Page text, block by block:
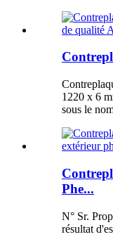
1220 x 6
sous le
Phe...
N° Sr.
résultat